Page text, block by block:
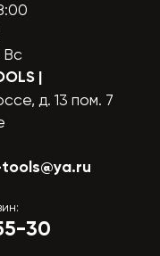
Вс
|
д. 13 пом. 7
30